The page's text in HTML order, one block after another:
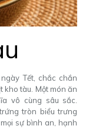
Tết, chắc chắn
kho tàu. Một món ăn
vô cùng sâu sắc.
tròn biểu trưng
sự bình an, hạnh